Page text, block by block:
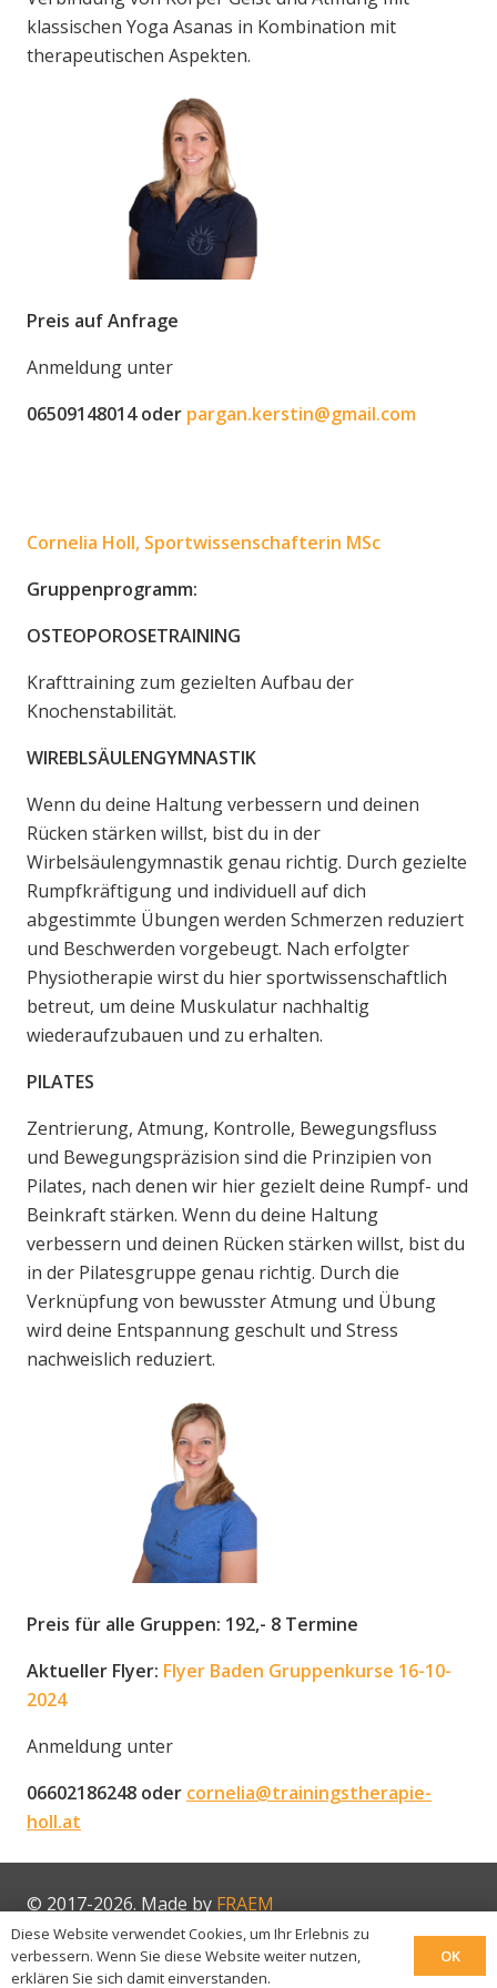
klassischen Yoga Asanas in Kombination mit
therapeutischen Aspekten.
Preis auf Anfrage
Anmeldung unter
06509148014 oder pargan.kerstin@gmail.com
Cornelia Holl, Sportwissenschafterin MSc
Gruppenprogramm:
OSTEOPOROSETRAINING
Krafttraining zum gezielten Aufbau der
Knochenstabilität.
WIREBLSÄULENGYMNASTIK
Wenn du deine Haltung verbessern und deinen
Rücken stärken willst, bist du in der
Wirbelsäulengymnastik genau richtig. Durch gezielte
Rumpfkräftigung und individuell auf dich
abgestimmte Übungen werden Schmerzen reduziert
und Beschwerden vorgebeugt. Nach erfolgter
Physiotherapie wirst du hier sportwissenschaftlich
betreut, um deine Muskulatur nachhaltig
wiederaufzubauen und zu erhalten.
PILATES
Zentrierung, Atmung, Kontrolle, Bewegungsfluss
und Bewegungspräzision sind die Prinzipien von
Pilates, nach denen wir hier gezielt deine Rumpf- und
Beinkraft stärken. Wenn du deine Haltung
verbessern und deinen Rücken stärken willst, bist du
in der Pilatesgruppe genau richtig. Durch die
Verknüpfung von bewusster Atmung und Übung
wird deine Entspannung geschult und Stress
nachweislich reduziert.
Preis für alle Gruppen: 192,- 8 Termine
Aktueller Flyer: Flyer Baden Gruppenkurse 16-10-
2024
Anmeldung unter
06602186248 oder cornelia@trainingstherapie-
holl.at
© 2017-2026. Made by FRAEM
Impressum
Diese Website verwendet Cookies, um Ihr Erlebnis zu
verbessern. Wenn Sie diese Website weiter nutzen,
erklären Sie sich damit einverstanden.
OK